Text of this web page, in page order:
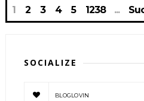
1 2 3 4 5 1238
SOCIALIZE
BLOGLOVIN